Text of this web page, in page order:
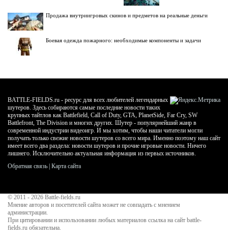
Продажа внутриигровых скинов и предметов на реальные деньги
Боевая одежда пожарного: необходимые компоненты и задачи
BATTLE-FIELDS.ru - ресурс для всех любителей легендарных
шутеров. Здесь собираются самые последние новости таких
крупных тайтлов как Battlefield, Call of Duty, GTA, PlanetSide, Far Cry, SW
Battlefront, The Division и многих других. Шутер - популярнейший жанр в
современной индустрии видеоигр. И мы хотим, чтобы наши читатели могли
получать только свежие новости шутеров со всего мира. Именно поэтому наш сайт
имеет всего два раздела: новости шутеров и прочие игровые новости. Ничего
лишнего. Исключительно актуальная информация из первых источников.
Обратная связь Карта сайта
© 2011 - 2026 Battle-fields.ru
Мнение авторов и посетителей сайта может не совпадать с мнением
администрации.
При цитировании и использовании любых материалов ссылка на сайт battle-
fields.ru обязательна.